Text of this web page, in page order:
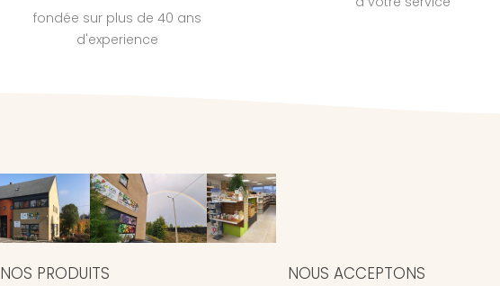
fondée sur plus de 40 ans
d'experience
NOS PRODUITS NOUS ACCEPTONS